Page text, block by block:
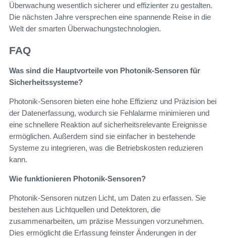
Überwachung wesentlich sicherer und effizienter zu gestalten.
Die nächsten Jahre versprechen eine spannende Reise in die
Welt der smarten Überwachungstechnologien.
FAQ
Was sind die Hauptvorteile von Photonik-Sensoren für
Sicherheitssysteme?
Photonik-Sensoren bieten eine hohe Effizienz und Präzision bei
der Datenerfassung, wodurch sie Fehlalarme minimieren und
eine schnellere Reaktion auf sicherheitsrelevante Ereignisse
ermöglichen. Außerdem sind sie einfacher in bestehende
Systeme zu integrieren, was die Betriebskosten reduzieren
kann.
Wie funktionieren Photonik-Sensoren?
Photonik-Sensoren nutzen Licht, um Daten zu erfassen. Sie
bestehen aus Lichtquellen und Detektoren, die
zusammenarbeiten, um präzise Messungen vorzunehmen.
Dies ermöglicht die Erfassung feinster Änderungen in der